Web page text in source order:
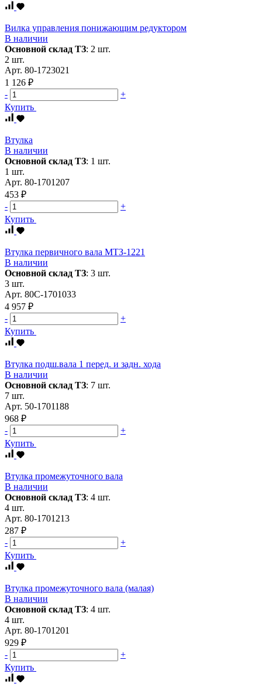
Вилка управления понижающим редуктором
В наличии
Основной склад ТЗ: 2 шт.
2 шт.
Арт. 80-1723021
1 126 ₽
-
+
Купить
Втулка
В наличии
Основной склад ТЗ: 1 шт.
1 шт.
Арт. 80-1701207
453 ₽
-
+
Купить
Втулка первичного вала МТЗ-1221
В наличии
Основной склад ТЗ: 3 шт.
3 шт.
Арт. 80С-1701033
4 957 ₽
-
+
Купить
Втулка подш.вала 1 перед. и задн. хода
В наличии
Основной склад ТЗ: 7 шт.
7 шт.
Арт. 50-1701188
968 ₽
-
+
Купить
Втулка промежуточного вала
В наличии
Основной склад ТЗ: 4 шт.
4 шт.
Арт. 80-1701213
287 ₽
-
+
Купить
Втулка промежуточного вала (малая)
В наличии
Основной склад ТЗ: 4 шт.
4 шт.
Арт. 80-1701201
929 ₽
-
+
Купить